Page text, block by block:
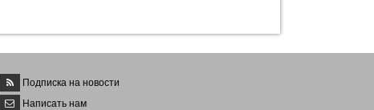
Подписка на новости
Написать нам